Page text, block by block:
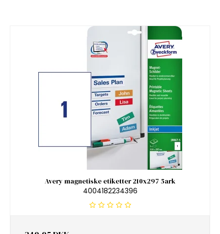
Avery magnetiske etiketter 210x297 5ark
4004182234396